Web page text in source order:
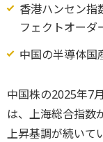
香港ハンセン指
フェクトオーダ
中国の半導体国
中国株の2025年7
は、上海総合指数
上昇基調が続いて